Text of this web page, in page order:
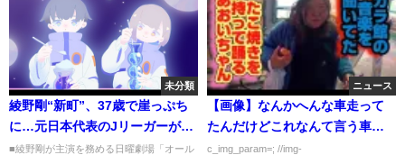
未分類
綾野剛“新町”、37歳で崖っぷち
に…元日本代表のJリーガーがセ
カンドキャリアへ踏み出す「オ
■綾野剛が主演を務める日曜劇場「オール
ニュース
【画像】なんかへんな車走って
たんだけどこれなんて言う車
種？
c_img_param=; //img-